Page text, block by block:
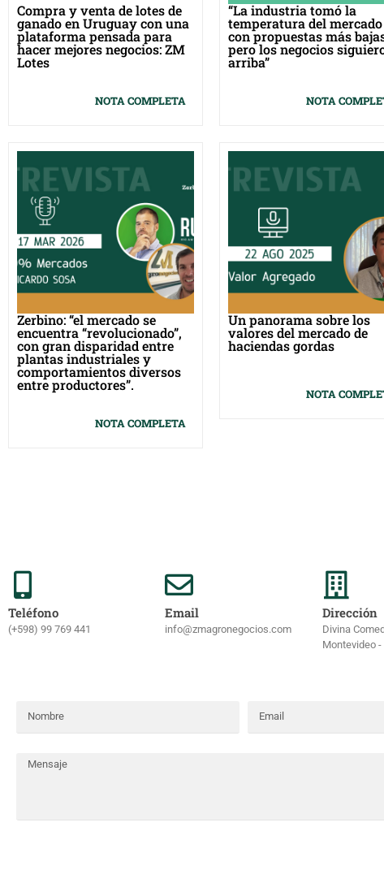
Compra y venta de lotes de
ganado en Uruguay con una
plataforma pensada para
hacer mejores negocios: ZM
Lotes
NOTA COMPLETA
“La industria tomó la
temperatura del mercado
con propuestas más
pero los negocios
arriba”
NOTA
Zerbino: “el mercado se
encuentra “revolucionado”,
con gran disparidad entre
plantas industriales y
comportamientos diversos
entre productores”.
NOTA COMPLETA
Un panorama sobre los
valores del mercado de
haciendas gordas
NOTA
Teléfono
(+598) 99 769 441
Email
info@zmagronegocios.com
Dirección
Divina
Montevideo -